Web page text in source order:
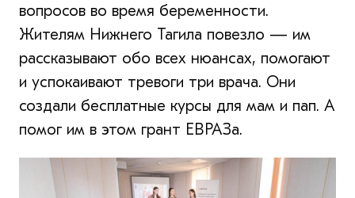
вопросов во время беременности.
Жителям Нижнего Тагила повезло — им
рассказывают обо всех нюансах, помогают
и успокаивают тревоги три врача. Они
создали бесплатные курсы для мам и пап. А
помог им в этом грант ЕВРАЗа.